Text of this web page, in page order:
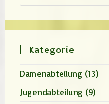
Kategorie
Damenabteilung (13)
Jugendabteilung (9)